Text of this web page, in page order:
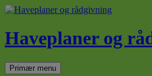
Haveplaner og
SøgPrimær menu